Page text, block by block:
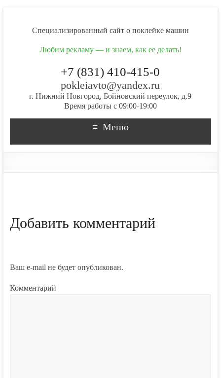
Cпециализированный сайт о поклейке машин
Любим рекламу — и знаем, как ее делать!
+7 (831) 410-415-0
pokleiavto@yandex.ru
г. Нижний Новгород, Бойновский переулок, д.9
Время работы с 09:00-19:00
Меню
Добавить комментарий
Ваш e-mail не будет опубликован.
Комментарий